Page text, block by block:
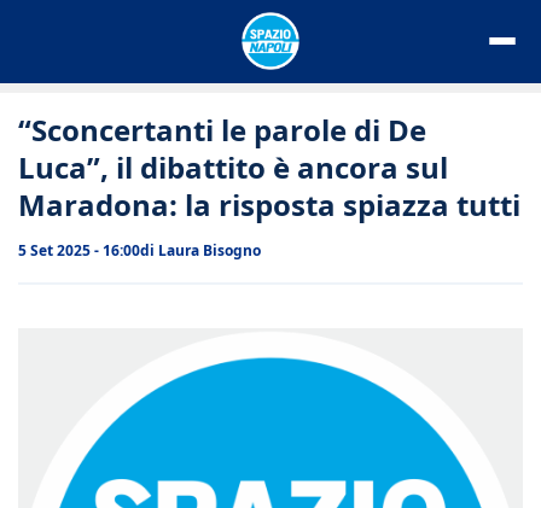
“Sconcertanti le parole di De
Luca”, il dibattito è ancora sul
Maradona: la risposta spiazza tutti
5 Set 2025 - 16:00di Laura Bisogno